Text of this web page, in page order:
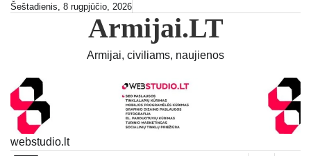
SkipŠeštadienis, 8 rugpjūčio, 2026
Armijai.LT
Armijai, civiliams, naujienos
webstudio.lt